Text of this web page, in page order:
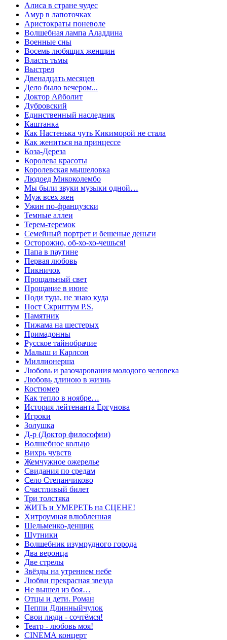
Алиса в стране чудес
Амур в лапоточках
Аристократы поневоле
Волшебная лампа Аладдина
Военные сны
Восемь любящих женщин
Власть тьмы
Выстрел
Двенадцать месяцев
Дело было вечером...
Доктор Айболит
Дубровский
Единственный наследник
Каштанка
Как Настенька чуть Кикиморой не стала
Как жениться на принцессе
Коза-Дереза
Королева красоты
Королевская мышеловка
Людоед Микоколембо
Мы были звуки музыки одной…
Муж всех жен
Ужин по-французски
Темные аллеи
Терем-теремок
Семейный портрет и бешеные деньги
Осторожно, об-хо-хо-чешься!
Папа в паутине
Первая любовь
Пикничок
Прощальный свет
Прощание в июне
Поди туда, не знаю куда
Пост Скриптум P.S.
Памятник
Пижама на шестерых
Примадонны
Русское тайнобрачие
Малыш и Карлсон
Миллионерша
Любовь и разочарования молодого человека
Любовь длиною в жизнь
Костюмер
Как тепло в ноябре…
История лейтенанта Ергунова
Игроки
Золушка
Д-р (Доктор философии)
Волшебное кольцо
Вихрь чувств
Жемчужное ожерелье
Свидания по средам
Село Степанчиково
Счастливый билет
Три толстяка
ЖИТЬ и УМЕРЕТЬ на СЦЕНЕ!
Хитроумная влюбленная
Шельменко-денщик
Шутники
Волшебник изумрудного города
Два веронца
Две стрелы
Звёзды на утреннем небе
Любви прекрасная звезда
Не вышел из боя…
Отцы и дети. Роман
Пеппи Длинныйчулок
Свои люди - сочтёмся!
Театр - любовь моя!
СINЕМА концерт